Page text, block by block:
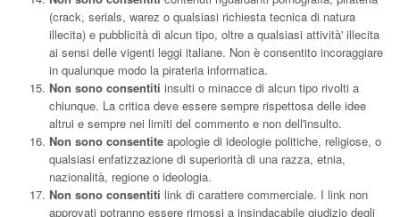
(crack, serials, warez o qualsiasi richiesta tecnica di natura
illecita) e pubblicità di alcun tipo, oltre a qualsiasi attività' illecita
ai sensi delle vigenti leggi italiane. Non è consentito incoraggiare
in qualunque modo la pirateria informatica.
Non sono consentiti insulti o minacce di alcun tipo rivolti a
chiunque. La critica deve essere sempre rispettosa delle idee
altrui e sempre nei limiti del commento e non dell'insulto.
Non sono consentite apologie di ideologie politiche, religiose, o
qualsiasi enfatizzazione di superiorità di una razza, etnia,
nazionalità, regione o ideologia.
Non sono consentiti link di carattere commerciale. I link non
approvati potranno essere rimossi a insindacabile giudizio degli